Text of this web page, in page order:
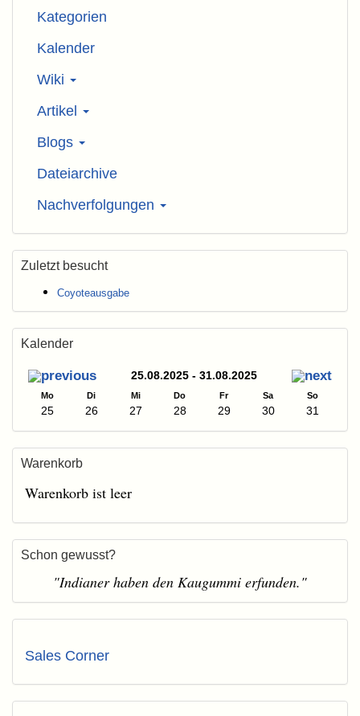
Kategorien
Kalender
Wiki
Artikel
Blogs
Dateiarchive
Nachverfolgungen
Zuletzt besucht
Coyoteausgabe
Kalender
25.08.2025 - 31.08.2025
Mo Di Mi Do Fr Sa So
25 26 27 28 29 30 31
Warenkorb
Warenkorb ist leer
Schon gewusst?
"Indianer haben den Kaugummi erfunden."
Sales Corner